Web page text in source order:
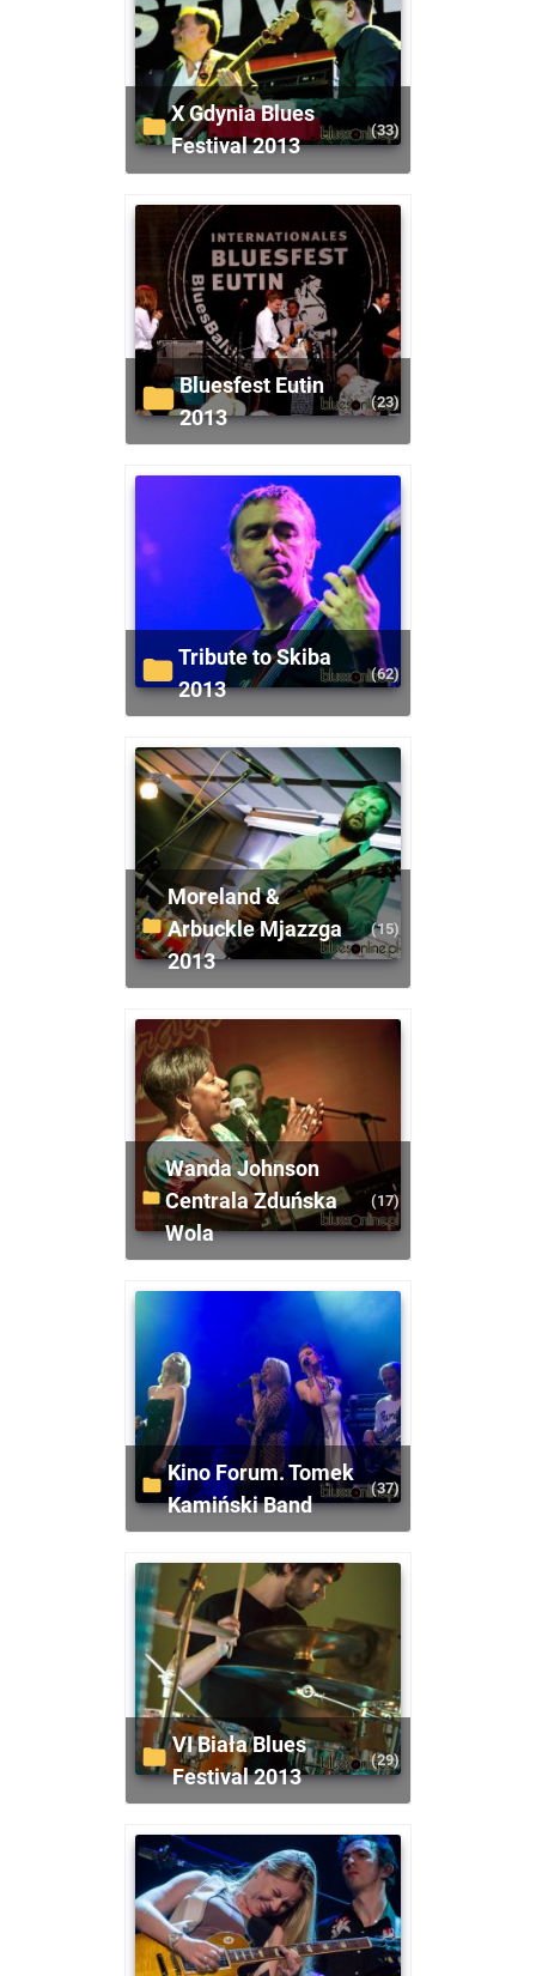
X Gdynia Blues
Festival 2013
(33)
Bluesfest Eutin
2013
(23)
Tribute to Skiba
2013
(62)
Moreland &
Arbuckle Mjazzga
2013
(15)
Wanda Johnson
Centrala Zduńska
Wola
(17)
Kino Forum. Tomek
Kamiński Band
(37)
VI Biała Blues
Festival 2013
(29)